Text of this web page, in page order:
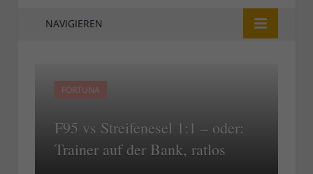
NAVIGIEREN
FORTUNA
F95 vs Streifenesel 1:1 – oder:
Trainer auf der Bank, ratlos